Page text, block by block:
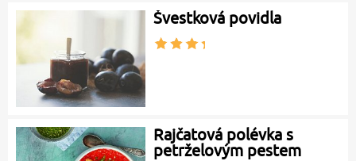
Švestková povidla
Rajčatová polévka s
petrželovým pestem